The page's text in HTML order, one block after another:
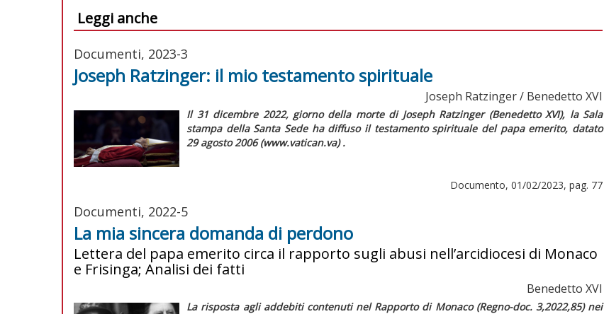
Leggi anche
Documenti, 2023-3
Joseph Ratzinger: il mio testamento spirituale
Joseph Ratzinger / Benedetto XVI
Il 31 dicembre 2022, giorno della morte di Joseph Ratzinger (Benedetto XVI), la Sala
stampa della Santa Sede ha diffuso il testamento spirituale del papa emerito, datato
29 agosto 2006 (www.vatican.va) .
Documento, 01/02/2023, pag. 77
Documenti, 2022-5
La mia sincera domanda di perdono
Lettera del papa emerito circa il rapporto sugli abusi nell’arcidiocesi di Monaco
e Frisinga; Analisi dei fatti
Benedetto XVI
La risposta agli addebiti contenuti nel Rapporto di Monaco (Regno-doc. 3,2022,85) nei